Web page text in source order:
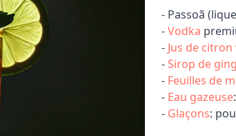
- Passoã
-Vodka
- Jus de
-Sirop de
- Feuilles de
- Eau gazeuse
- Glaçons: